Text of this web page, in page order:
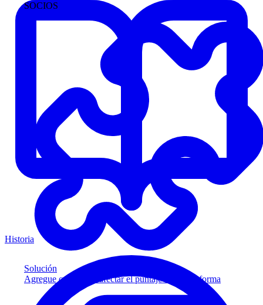
SOCIOS
Solución
Agregue crédito sin afectar el puntaje a su plataforma
Historia